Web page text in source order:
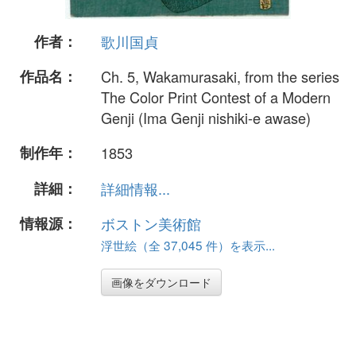
作者：
歌川国貞
作品名：
Ch. 5, Wakamurasaki, from the series
The Color Print Contest of a Modern
Genji (Ima Genji nishiki-e awase)
制作年：
1853
詳細：
詳細情報...
情報源：
ボストン美術館
浮世絵（全 37,045 件）を表示...
画像をダウンロード